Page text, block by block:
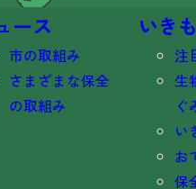
ース
市の取組み
さまざまな保全
の取組み
いき
注
生
ぐ
い
お
保